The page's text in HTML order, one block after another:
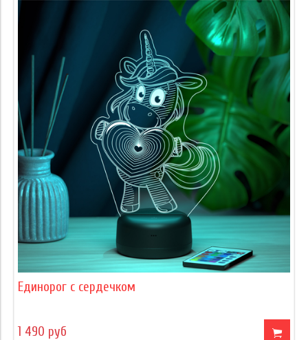
Единорог с сердечком
1 490 руб